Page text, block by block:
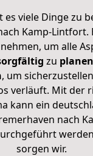
es viele Dinge zu
Kamp-Lintfort.
um alle
zu planen
, um
verläuft. Mit der
kann ein
nach
sorgen wir.